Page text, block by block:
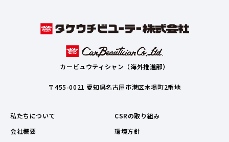
カービュウティシャン（海外推進部）
〒455-0021 愛知県名古屋市港区木場町2番地
私たちについて
会社概要
CSRの取り組み
環境方針